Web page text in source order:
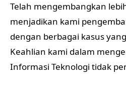
Telah mengembangkan
menjadikan kami
dengan berbagai kasus
Keahlian kami dalam
Informasi Teknologi tidak